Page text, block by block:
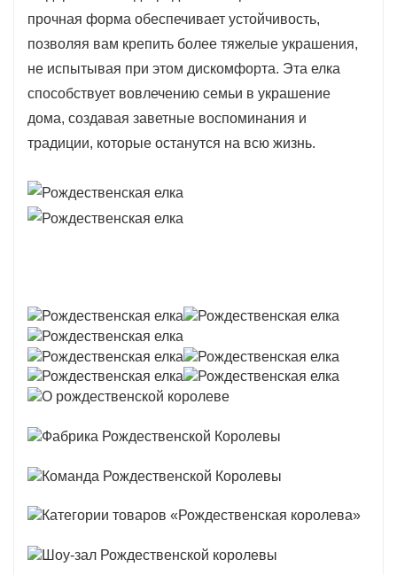
прочная форма обеспечивает устойчивость,
позволяя вам крепить более тяжелые украшения,
не испытывая при этом дискомфорта. Эта елка
способствует вовлечению семьи в украшение
дома, создавая заветные воспоминания и
традиции, которые останутся на всю жизнь.